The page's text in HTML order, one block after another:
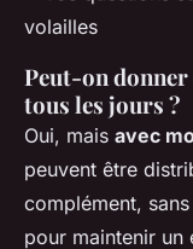
Peut-on donner
tous les jours ?
Oui, mais avec
peuvent être
complément,
pour maintenir un